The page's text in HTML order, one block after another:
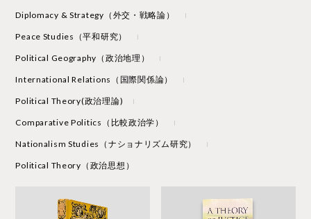
Diplomacy & Strategy（外交・戦略論）
Peace Studies（平和研究）
Political Geography（政治地理）
International Relations（国際関係論）
Political Theory(政治理論)
Comparative Politics（比較政治学）
Nationalism Studies（ナショナリズム研究）
Political Theory（政治思想）